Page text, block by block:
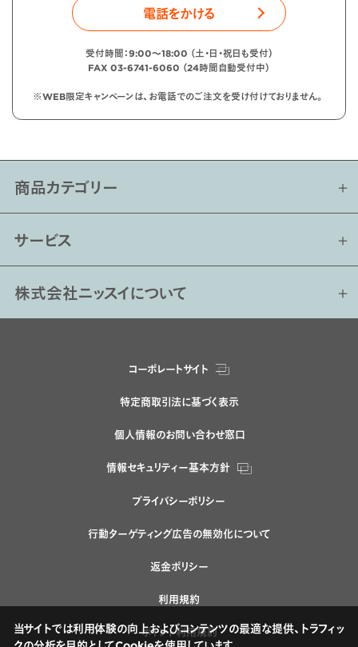
電話をかける
受付時間：9:00〜18:00 （土・日・祝日も受付）
FAX 03-6741-6060 （24時間自動受付中）
※WEB限定キャンペーンは、お電話でのご注文を受け付けておりません。
商品カテゴリー
サービス
株式会社ニッスイについて
コーポレートサイト
特定商取引法に基づく表示
個人情報のお問い合わせ窓口
情報セキュリティー基本方針
プライバシーポリシー
行動ターゲティング広告の無効化について
返金ポリシー
利用規約
ポイント利用規約
当サイトでは利用体験の向上およびコンテンツの最適な提供、トラフィッ